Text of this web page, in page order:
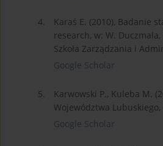
4.
Karaś E. (2010), Badanie
research, w: W.
Szkoła Zarządzania i
Google Scholar
5.
Karwowski P., Kuleba M.
Województwa Lubuskiego,
Google Scholar